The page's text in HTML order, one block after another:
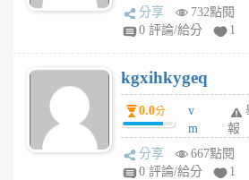
wi
w
6
個
月
前
分享
732點閱
0 評論/給分
1
kgxihkygeq
0.0分
v
m
sg
sr
報
分享
667點閱
0 評論/給分
1